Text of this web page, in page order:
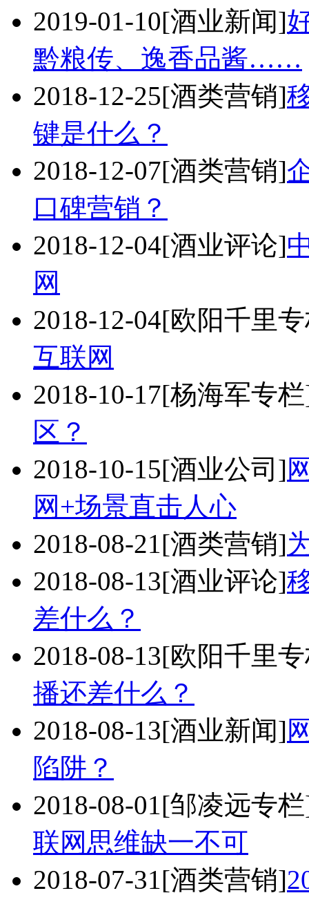
2019-01-10[酒业新闻]
黔粮传、逸香品酱……
2018-12-25[酒类营销]
键是什么？
2018-12-07[酒类营销]
口碑营销？
2018-12-04[酒业评论]
网
2018-12-04[欧阳千里
互联网
2018-10-17[杨海军专
区？
2018-10-15[酒业公司]
网+场景直击人心
2018-08-21[酒类营销]
2018-08-13[酒业评论]
差什么？
2018-08-13[欧阳千里
播还差什么？
2018-08-13[酒业新闻]
陷阱？
2018-08-01[邹凌远专
联网思维缺一不可
2018-07-31[酒类营销]